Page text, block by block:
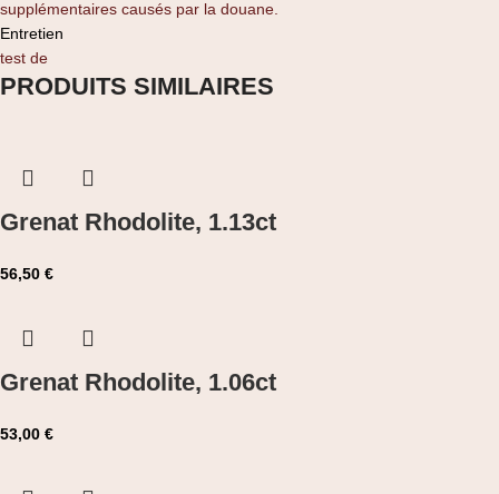
supplémentaires causés par la douane.
Entretien
test de
PRODUITS SIMILAIRES
Grenat Rhodolite, 1.13ct
56,50 €
Grenat Rhodolite, 1.06ct
53,00 €